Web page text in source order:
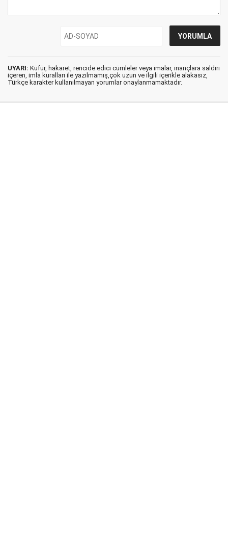
UYARI: Küfür, hakaret, rencide edici cümleler veya imalar, inançlara saldırı
içeren, imla kuralları ile yazılmamış,çok uzun ve ilgili içerikle alakasız,
Türkçe karakter kullanılmayan yorumlar onaylanmamaktadır.